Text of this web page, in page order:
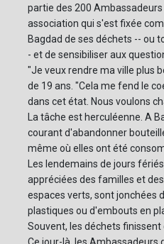
partie des 200
association qui s'est fixée
Bagdad de ses déchets -- ou
- et de sensibiliser aux
"Je veux rendre ma ville plus
de 19 ans. "Cela me fend le
dans cet état. Nous voulons
La tâche est herculéenne. A
courant d'abandonner
même où elles ont été
Les lendemains de jours
appréciées des familles et
espaces verts, sont jonchées
plastiques ou d'embouts en
Souvent, les déchets